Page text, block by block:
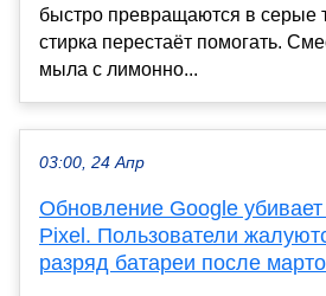
быстро превращаются в серые
стирка перестаёт помогать.
мыла с лимонно...
03:00, 24 Апр
Обновление Google
Pixel. Пользователи
разряд батареи после